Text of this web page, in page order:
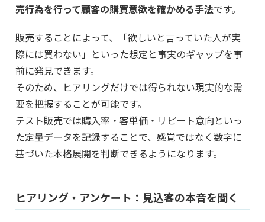
売行為を行って顧客の購買意欲を確かめる手法です。
販売することによって、「欲しいと言っていた人が実
際には買わない」といった想定と事実のギャップを事
前に発見できます。
そのため、ヒアリングだけでは得られない現実的な需
要を把握することが可能です。
テスト販売では購入率・客単価・リピート意向といっ
た定量データを記録することで、感覚ではなく数字に
基づいた本格展開を判断できるようになります。
ヒアリング・アンケート：見込客の本音を聞く